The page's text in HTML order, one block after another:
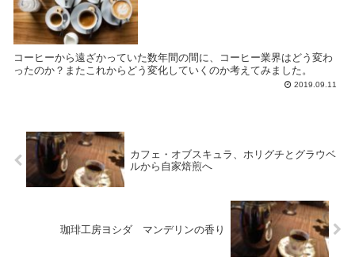
コーヒーから遠ざかっていた数年間の間に、コーヒー業界はどう変わ
ったのか？またこれからどう変化していくのか考えてみました。
2019.09.11
カフェ・オブスキュラ、ホリグチとグラウベ
ルから自家焙煎へ
珈琲工房ヨシダ マンデリンの香り